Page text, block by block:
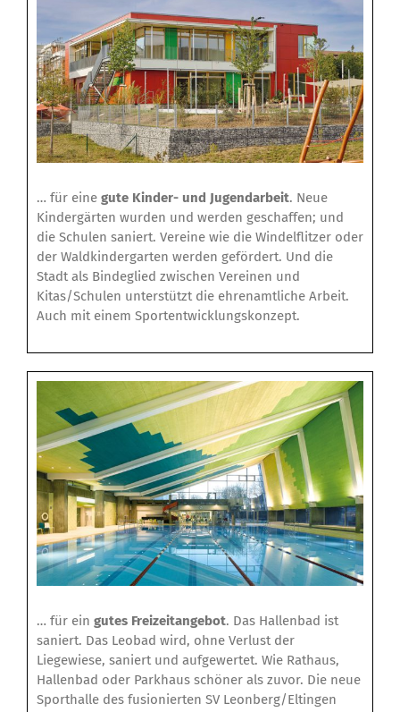
… für eine gute Kinder- und Jugendarbeit. Neue
Kindergärten wurden und werden geschaffen; und
die Schulen saniert. Vereine wie die Windelflitzer oder
der Waldkindergarten werden gefördert. Und die
Stadt als Bindeglied zwischen Vereinen und
Kitas/Schulen unterstützt die ehrenamtliche Arbeit.
Auch mit einem Sportentwicklungskonzept.
… für ein gutes Freizeitangebot. Das Hallenbad ist
saniert. Das Leobad wird, ohne Verlust der
Liegewiese, saniert und aufgewertet. Wie Rathaus,
Hallenbad oder Parkhaus schöner als zuvor. Die neue
Sporthalle des fusionierten SV Leonberg/Eltingen